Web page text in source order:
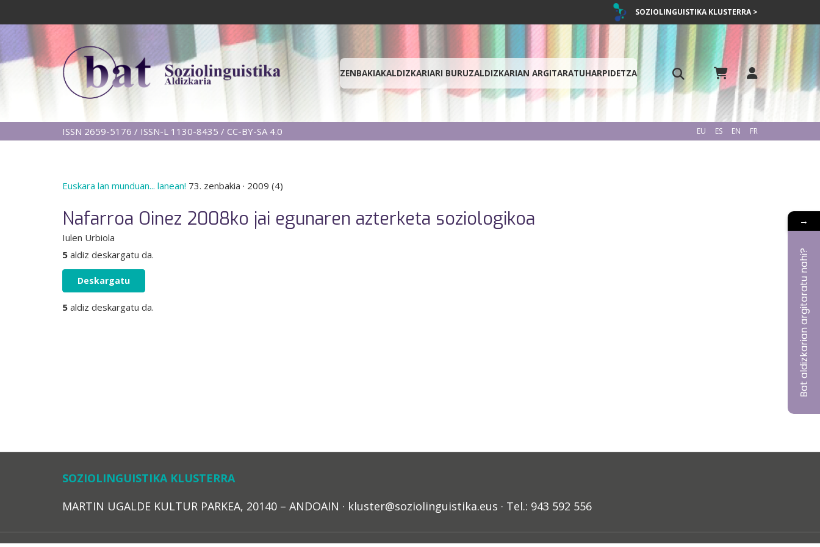
SOZIOLINGUISTIKA KLUSTERRA >
ZENBAKIAKALDIZKARIARI BURUZALDIZKARIAN ARGITARATUHARPIDETZA
ISSN 2659-5176 / ISSN-L 1130-8435 / CC-BY-SA 4.0 EU ES EN FR
Euskara lan munduan... lanean! 73. zenbakia · 2009 (4)
Nafarroa Oinez 2008ko jai egunaren azterketa soziologikoa
Iulen Urbiola
5 aldiz deskargatu da.
Deskargatu
5 aldiz deskargatu da.
SOZIOLINGUISTIKA KLUSTERRA
MARTIN UGALDE KULTUR PARKEA, 20140 – ANDOAIN · kluster@soziolinguistika.eus · Tel.: 943 592 556
→
Bat aldizkarian argitaratu nahi?